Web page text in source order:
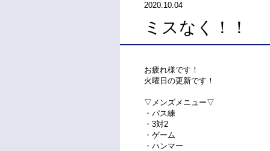
2020.10.04
ミスなく！！
お疲れ様です！
火曜日の更新です！
▽メンズメニュー▽
・パス練
・3対2
・ゲーム
・ハンマー